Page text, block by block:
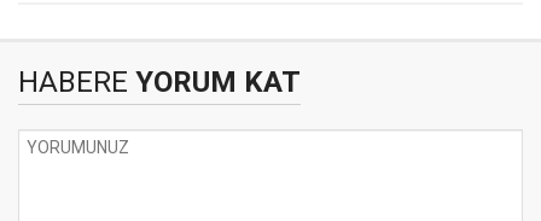
HABERE YORUM KAT